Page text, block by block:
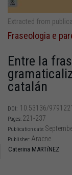
Extracted from
Fraseologia e
Entre la
catalán
DOI: 10.53136/
Pages: 221-237
Publication date:
Publisher: Aracne
Caterina MARTíNEZ